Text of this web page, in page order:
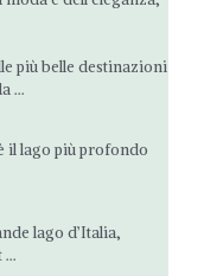
più belle destinazioni
...
il lago più profondo
lago d’Italia,